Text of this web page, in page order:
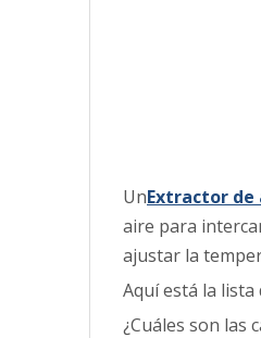
UnExtractor de
aire para
ajustar la
Aquí está la lista
¿Cuáles son las